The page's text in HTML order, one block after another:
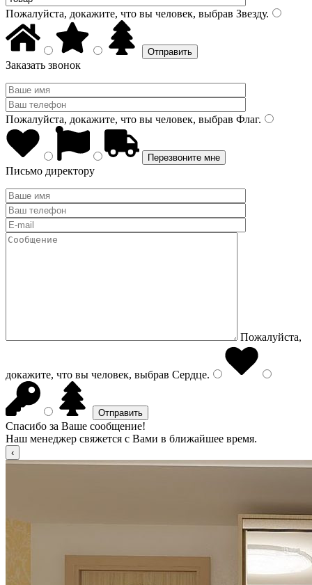
Пожалуйста, докажите, что вы человек, выбрав Звезду.
Заказать звонок
Пожалуйста, докажите, что вы человек, выбрав Флаг.
Письмо директору
Пожалуйста,
докажите, что вы человек, выбрав Сердце.
Спасибо за Ваше сообщение!
Наш менеджер свяжется с Вами в ближайшее время.